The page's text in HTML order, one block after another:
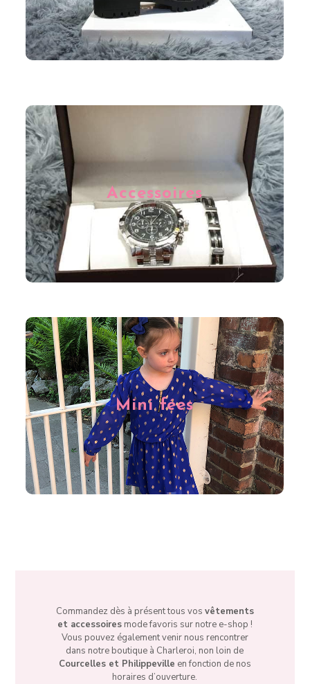
Accessoires
Agrémentez votre tenue avec quelques accessoires très
féminins comme un foulard, un bijou ou encore un
bonnet, en période hivernale. Nous mettons à votre
disposition une vaste gamme d’accessoires de qualité à
petits prix afin que vous puissiez en profiter au gré de
vos envies.
Mini fées
Les petites filles ne sont pas en reste chez Fée des
Foliess à Charleroi. Nous leur proposons de nombreux
vêtements tendances, de qualité et très girly pour toutes
les occasions. Que vous recherchiez une tenue pour la
rentrée des classes ou une jolie robe pour un mariage,
découvrez notre sélection pour les petites filles via notre
e-shop !
Commandez dès à présent tous vos vêtements
et accessoiresmode favoris sur notre e-shop !
Vous pouvez également venir nous rencontrer
dans notre boutique à Charleroi, non loin de
Courcelles et Philippeville en fonction de nos
horaires d’ouverture.